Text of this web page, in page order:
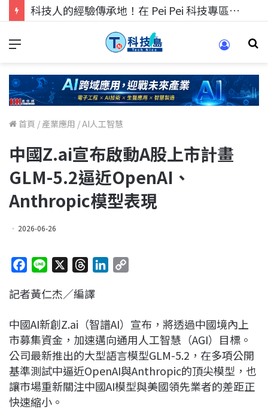
科技人的經驗傳承地！在 Pei Pei 科技專區，與學弟妹交流最硬核的技術
首頁 / 產業應用 /AI人工智慧
中國Z.ai宣布啟動A股上市計畫
GLM-5.2逼近OpenAI、
Anthropic模型表現
2026-06-26
c
b
o
o
k
n
r
a
d
s
e
d
I
n
L
i
n
k
記者黃仁杰／編譯
中國AI新創Z.ai（智譜AI）宣布，將透過中國境內上
市募集資金，加速邁向通用人工智慧（AGI）目標。
公司最新推出的大型語言模型GLM-5.2，在多項公開
基準測試中逼近OpenAI與Anthropic的頂尖模型，也
讓市場重新關注中國AI模型與美國領先業者的差距正
快速縮小。